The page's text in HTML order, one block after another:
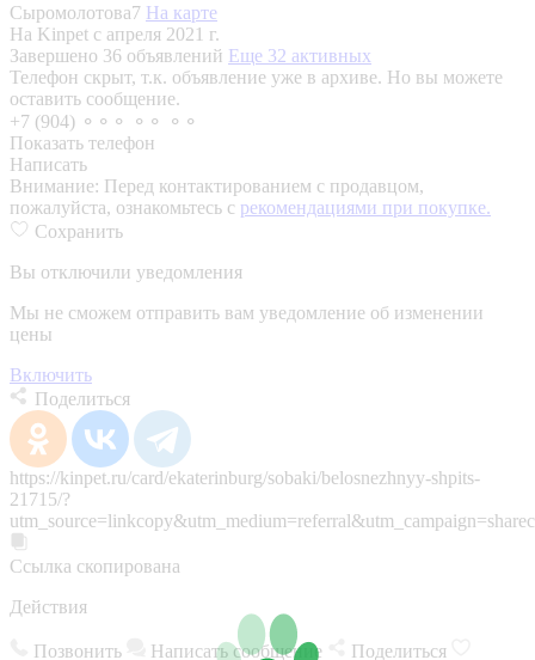
Сыромолотова7 На карте
На Kinpet c апреля 2021 г.
Завершено 36 объявлений Еще 32 активных
Телефон скрыт, т.к. объявление уже в архиве. Но вы можете
оставить сообщение.
+7 (904) ⚬⚬⚬ ⚬⚬ ⚬⚬
Показать телефон
Написать
Внимание: Перед контактированием с продавцом,
пожалуйста, ознакомьтесь с рекомендациями при покупке.
Сохранить
Вы отключили уведомления
Мы не сможем отправить вам уведомление об изменении
цены
Включить
Поделиться
https://kinpet.ru/card/ekaterinburg/sobaki/belosnezhnyy-shpits-
21715/?
Ссылка скопирована
Действия
Позвонить Написать сообщение Поделиться